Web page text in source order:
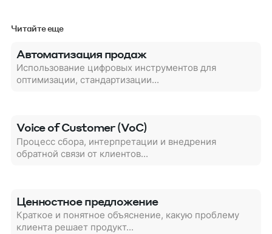
Читайте еще
Автоматизация продаж
Использование цифровых инструментов для
оптимизации, стандартизации...
Voice of Customer (VoC)
Процесс сбора, интерпретации и внедрения
обратной связи от клиентов...
Ценностное предложение
Краткое и понятное объяснение, какую проблему
клиента решает продукт...